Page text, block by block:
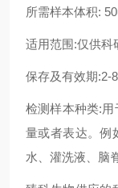
所需样本体积:
适用范围:仅供科
保存及有效期:2-
检测样本种类:
量或者表达。例
水、灌洗液、脑